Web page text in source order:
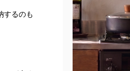
するのも